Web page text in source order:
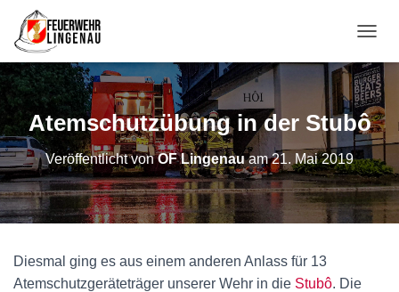
Atemschutzübung in der Stubô
Veröffentlicht vonOF Lingenauam21. Mai 2019
Diesmal ging es aus einem anderen Anlass für 13
Atemschutzgeräteträger unserer Wehr in die Stubô. Die